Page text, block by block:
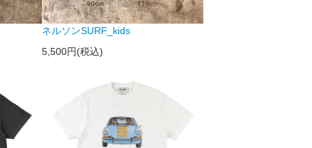
ネルソンSURF_kids
5,500円(税込)